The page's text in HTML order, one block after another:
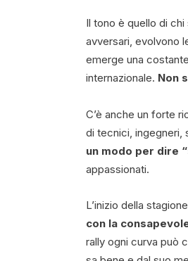
Il tono è quello di
avversari, evolvono
emerge una
internazionale. Non
C’è anche un forte
di tecnici, ingegneri,
un modo per dire
appassionati.
L’inizio della
con la
rally ogni curva può